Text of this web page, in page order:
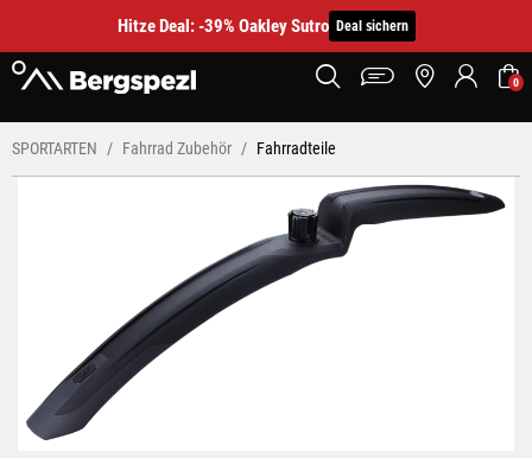
Hitze Deal: -39% Oakley Sutro Deal sichern
0
SPORTARTEN Fahrrad Zubehör Fahrradteile